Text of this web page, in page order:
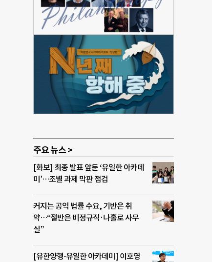
주요 뉴스 >
[화보] 최종 발표 앞둔 ‘유일한 아카데
미’…조별 과제 막판 점검
커지는 공익 법률 수요, 기반은 취
약…“절반은 비정규직·나홀로 사무
실”
[유한양행-유일한 아카데미] 이호영